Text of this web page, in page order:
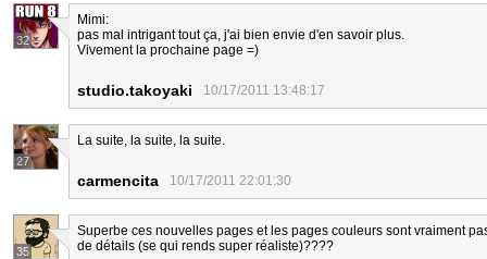
32
Mimi:
pas mal intrigant tout ça, j'ai bien envie d'en savoir plus.
Vivement la prochaine page =)
studio.takoyaki 10/17/2011 13:48:17
27
La suite, la suite, la suite.
carmencita 10/17/2011 22:01:30
35
Superbe ces nouvelles pages et les pages couleurs sont vraiment
de détails (se qui rends super réaliste)????